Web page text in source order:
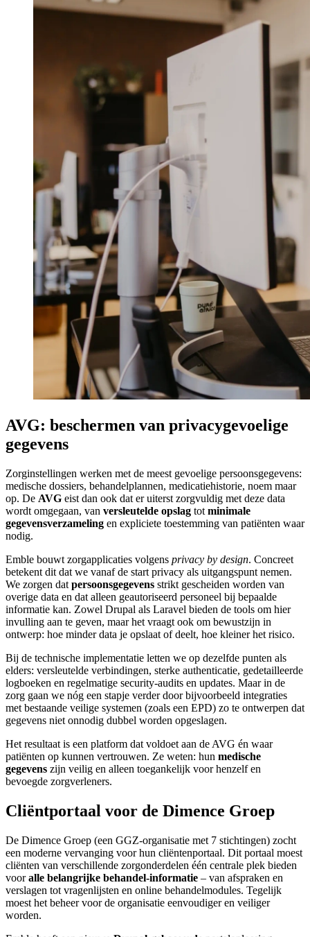
AVG: beschermen van privacygevoelige
gegevens
Zorginstellingen werken met de meest gevoelige persoonsgegevens:
medische dossiers, behandelplannen, medicatiehistorie, noem maar
op. De AVG eist dan ook dat er uiterst zorgvuldig met deze data
wordt omgegaan, van versleutelde opslag tot minimale
gegevensverzameling en expliciete toestemming van patiënten waar
nodig.
Emble bouwt zorgapplicaties volgens privacy by design. Concreet
betekent dit dat we vanaf de start privacy als uitgangspunt nemen.
We zorgen dat persoonsgegevens strikt gescheiden worden van
overige data en dat alleen geautoriseerd personeel bij bepaalde
informatie kan. Zowel Drupal als Laravel bieden de tools om hier
invulling aan te geven, maar het vraagt ook om bewustzijn in
ontwerp: hoe minder data je opslaat of deelt, hoe kleiner het risico.
Bij de technische implementatie letten we op dezelfde punten als
elders: versleutelde verbindingen, sterke authenticatie, gedetailleerde
logboeken en regelmatige security-audits en updates. Maar in de
zorg gaan we nóg een stapje verder door bijvoorbeeld integraties
met bestaande veilige systemen (zoals een EPD) zo te ontwerpen dat
gegevens niet onnodig dubbel worden opgeslagen.
Het resultaat is een platform dat voldoet aan de AVG én waar
patiënten op kunnen vertrouwen. Ze weten: hun medische
gegevens zijn veilig en alleen toegankelijk voor henzelf en
bevoegde zorgverleners.
Cliëntportaal voor de Dimence Groep
De Dimence Groep (een GGZ-organisatie met 7 stichtingen) zocht
een moderne vervanging voor hun cliëntenportaal. Dit portaal moest
cliënten van verschillende zorgonderdelen één centrale plek bieden
vooralle belangrijke behandel-informatie – van afspraken en
verslagen tot vragenlijsten en online behandelmodules. Tegelijk
moest het beheer voor de organisatie eenvoudiger en veiliger
worden.